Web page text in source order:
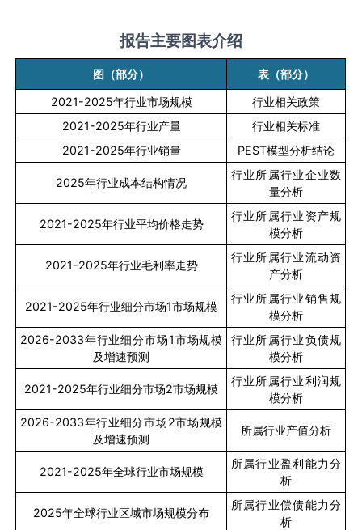
报告主要图表介绍
图（部分）
表（部分）
2021-2025年行业市场规模
行业相关政策
2021-2025年行业产量
行业相关标准
2021-2025年行业销量 PEST模型分析结论
2025年行业成本结构情况
行业所属行业企业数
量分析
2021-2025年行业平均价格走势
行业所属行业资产规
模分析
2021-2025年行业毛利率走势
行业所属行业流动资
产分析
2021-2025年行业细分市场1市场规模
行业所属行业销售规
模分析
2026-2033年行业细分市场1市场规模
及增速预测
行业所属行业负债规
模分析
2021-2025年行业细分市场2市场规模
行业所属行业利润规
模分析
2026-2033年行业细分市场2市场规模
及增速预测
所属行业产值分析
2021-2025年全球行业市场规模
所属行业盈利能力分
析
2025年全球行业区域市场规模分布
所属行业偿债能力分
析